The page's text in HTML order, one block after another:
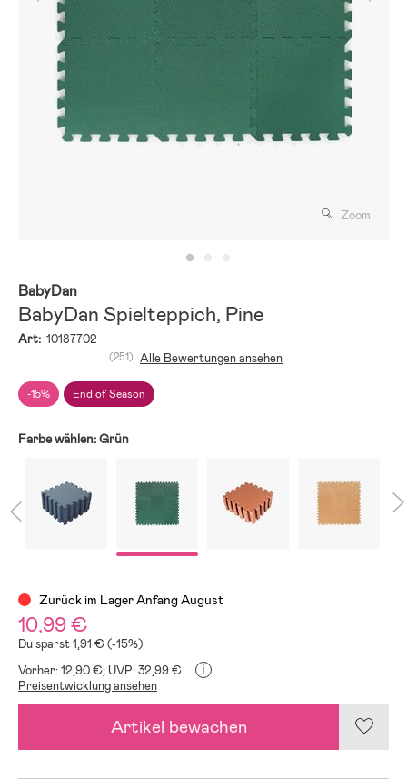
Zoom
BabyDan
BabyDan Spielteppich, Pine
Art: 10187702
-15% End of Season
(251) Alle Bewertungen ansehen
Farbe wählen:Grün
Zurück im Lager Anfang August
10,99 €
Du sparst 1,91 € (-15%)
Vorher: 12,90 €; UVP: 32,99 € i
Preisentwicklung ansehen
Artikel bewachen